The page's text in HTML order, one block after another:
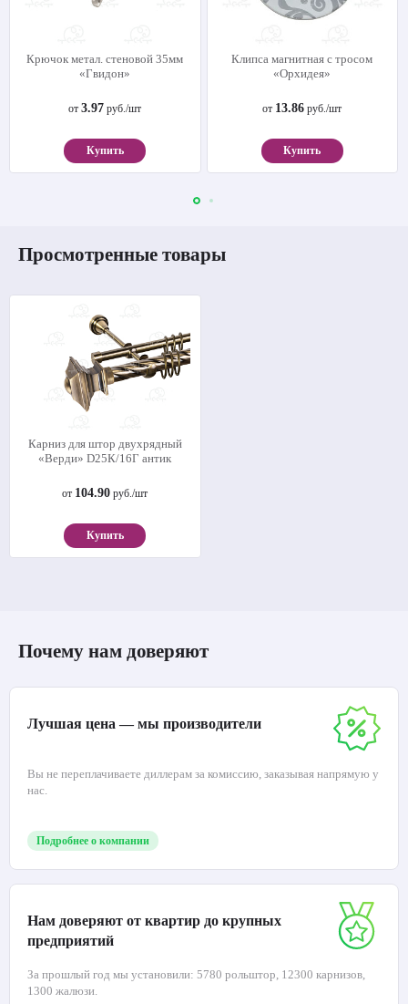
Крючок метал. стеновой 35мм
«Гвидон»
от3.97 руб./шт
Купить
Клипса магнитная с тросом
«Орхидея»
от 13.86 руб./шт
Купить
Просмотренные товары
Карниз для штор двухрядный
«Верди» D25К/16Г антик
от 104.90 руб./шт
Купить
Почему нам доверяют
Лучшая цена — мы производители
Вы не переплачиваете диллерам за комиссию, заказывая напрямую у
нас.
Подробнее о компании
Нам доверяют от квартир до крупных
предприятий
За прошлый год мы установили: 5780 рольштор, 12300 карнизов,
1300 жалюзи.